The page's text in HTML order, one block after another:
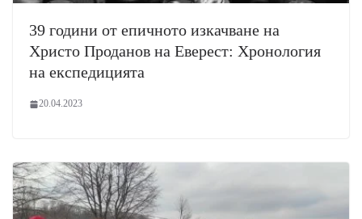
39 години от епичното изкачване на
Христо Проданов на Еверест: Хронология
на експедицията
20.04.2023